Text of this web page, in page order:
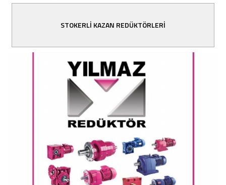
STOKERLİ KAZAN REDÜKTÖRLERİ